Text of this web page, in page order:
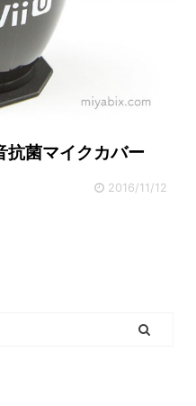
抗菌マイクカバー
2016/11/12